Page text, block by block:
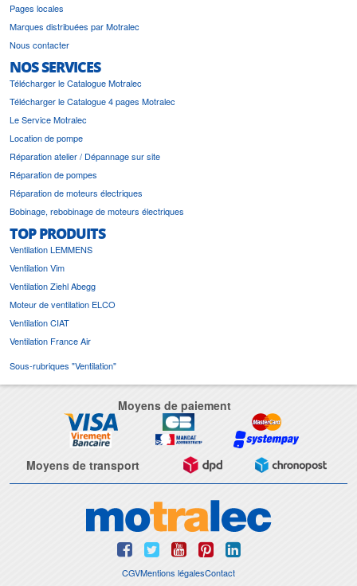
Pages locales
Marques distribuées par Motralec
Nous contacter
NOS SERVICES
Télécharger le Catalogue Motralec
Télécharger le Catalogue 4 pages Motralec
Le Service Motralec
Location de pompe
Réparation atelier / Dépannage sur site
Réparation de pompes
Réparation de moteurs électriques
Bobinage, rebobinage de moteurs électriques
TOP PRODUITS
Ventilation LEMMENS
Ventilation Vim
Ventilation Ziehl Abegg
Moteur de ventilation ELCO
Ventilation CIAT
Ventilation France Air
Sous-rubriques "Ventilation"
Moyens de paiement
Moyens de transport
CGVMentions légalesContact